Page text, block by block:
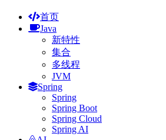
首页
Java
新特性
集合
多线程
JVM
Spring
Spring
Spring Boot
Spring Cloud
Spring AI